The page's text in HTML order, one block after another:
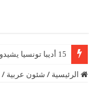
15 أديبا تونسيا يشيدون بتكريم الشاعر علي الدرورة
الرئيسية / شئون عربية /